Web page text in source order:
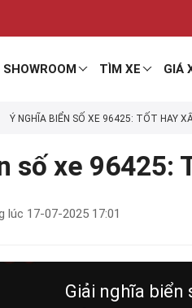
SHOWROOM TÌM XE GIÁ
Ý NGHĨA BIỂN SỐ XE 96425: TỐT HAY
số xe 96425:
lúc 17-07-2025 17:01
Giải nghĩa biển